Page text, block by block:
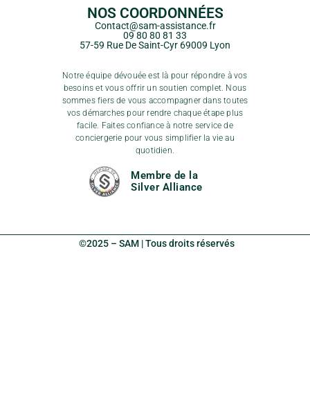
NOS COORDONNÉES
Contact@sam-assistance.fr
09 80 80 81 33
57-59 Rue De Saint-Cyr 69009 Lyon
Notre équipe dévouée est là pour répondre à vos
besoins et vous offrir un soutien complet. Nous
sommes fiers de vous accompagner dans toutes
vos démarches pour rendre chaque étape plus
facile. Faites confiance à notre service de
conciergerie pour vous simplifier la vie au
quotidien.
Membre de la
Silver Alliance
©2025 – SAM | Tous droits réservés